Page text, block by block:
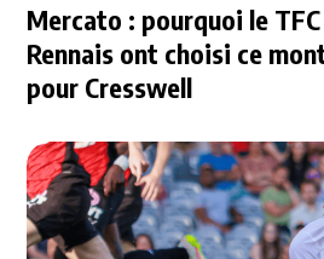
Mercato : pourquoi le
Rennais ont choisi ce
pour Cresswell